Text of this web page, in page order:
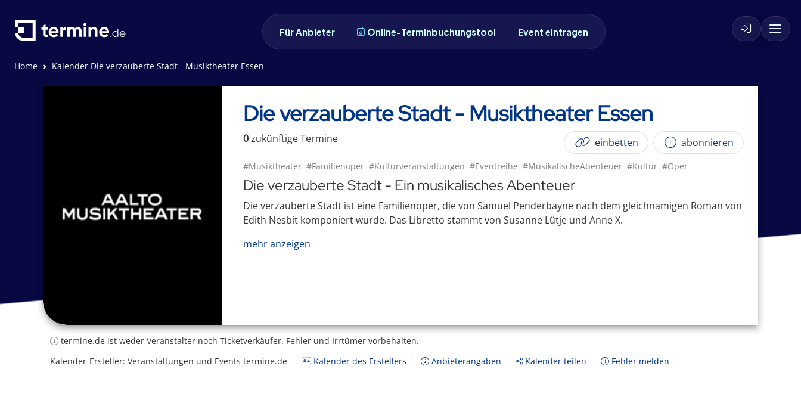
Für Anbieter Online-Terminbuchungstool Event eintragen
Home Kalender Die verzauberte Stadt - Musiktheater Essen
Die verzauberte Stadt - Musiktheater Essen
0zukünftigeTermine einbetten abonnieren
#Musiktheater #Familienoper #Kulturveranstaltungen #Eventreihe #MusikalischeAbenteuer #Kultur #Oper
Die verzauberte Stadt - Ein musikalisches Abenteuer
Die verzauberte Stadt ist eine Familienoper, die von Samuel Penderbayne nach dem gleichnamigen Roman von
Edith Nesbit komponiert wurde. Das Libretto stammt von Susanne Lütje und Anne X.
mehr anzeigen
termine.de ist weder Veranstalter noch Ticketverkäufer. Fehler und Irrtümer vorbehalten.
Kalender-Ersteller: Veranstaltungen und Events termine.de
Kalender des Erstellers Anbieterangaben Kalender teilen Fehler melden